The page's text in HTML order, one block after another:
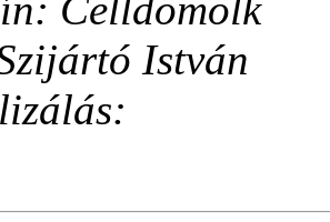
Celldömölk
István